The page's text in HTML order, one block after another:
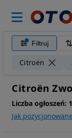
Filtruj
Citroën
Citroën
Liczba ogłoszeń:
Jak